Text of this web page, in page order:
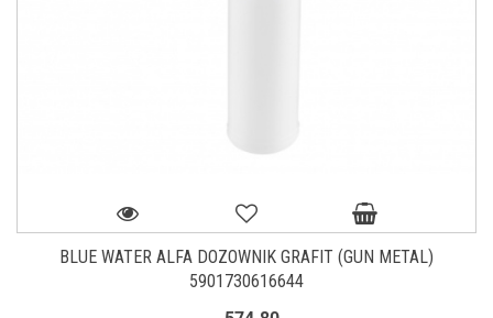
BLUE WATER ALFA DOZOWNIK GRAFIT (GUN METAL)
5901730616644